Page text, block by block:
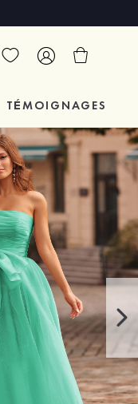
TÉMOIGNAGES